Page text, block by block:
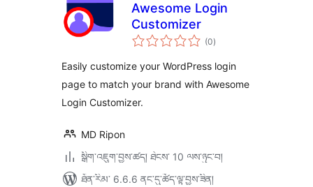
Awesome Login
Customizer
(0གདེང་
འཇོག་
ཚང་།
)
Easily customize your WordPress login
page to match your brand with Awesome
Login Customizer.
MD Ripon
སྒྲིག་འཇུག་བྱས་ཚད། ཐེངས་ 10 ལས་ཉུང་བ།
ཐོན་རིམ་ 6.6.6 ནང་དུ་ཚོད་ལྟ་བྱས་ཟིན།